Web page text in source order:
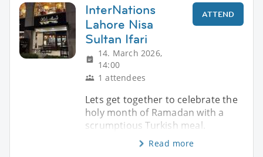
InterNations
Lahore Nisa
Sultan Ifari
14. March 2026,
14:00
1 attendees
ATTEND
Lets get together to celebrate the
holy month of Ramadan with a
scrumptious Turkish meal.
Read more